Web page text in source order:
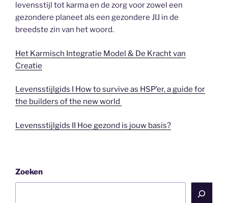
levensstijl tot karma en de zorg voor zowel een
gezondere planeet als een gezondere JIJ in de
breedste zin van het woord.
Het Karmisch Integratie Model & De Kracht van
Creatie
Levensstijlgids I How to survive as HSP’er, a guide for
the builders of the new world
Levensstijlgids II Hoe gezond is jouw basis?
Zoeken